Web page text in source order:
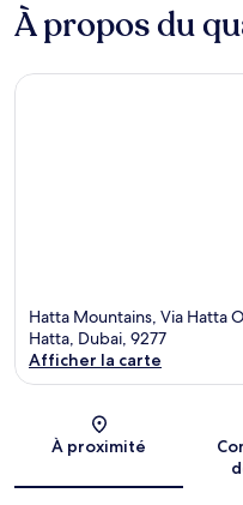
À propos du
Hatta Mountains, Via Hatta
Hatta, Dubai, 9277
Afficher la carte
À proximité